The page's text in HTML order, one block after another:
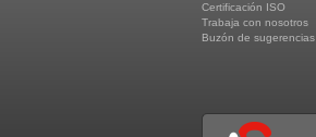
Certificación ISO
Trabaja con nosotros
Buzón de sugerencias